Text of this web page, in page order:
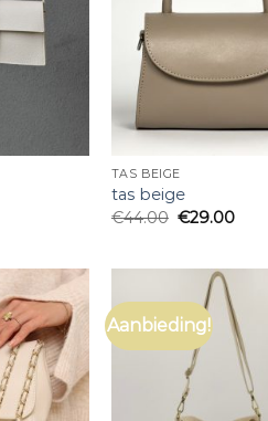
TAS BEIGE
tas beige
€44.00 €29.00
Aanbieding!